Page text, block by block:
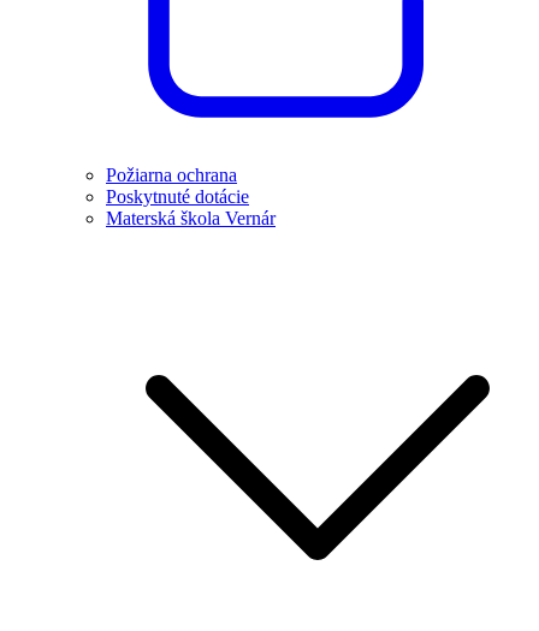
Požiarna ochrana
Poskytnuté dotácie
Materská škola Vernár